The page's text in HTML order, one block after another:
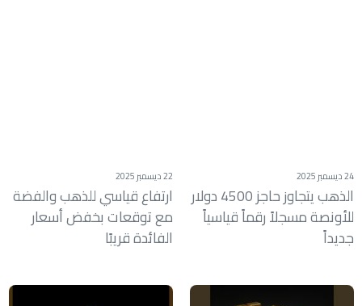
24 ديسمبر 2025
الذهب يتجاوز حاجز 4500 دولار
للأونصة مسجلاً رقماً قياسياً
جديداً
22 ديسمبر 2025
ارتفاع قياسي للذهب والفضة
مع توقعات بخفض أسعار
الفائدة قريبًا